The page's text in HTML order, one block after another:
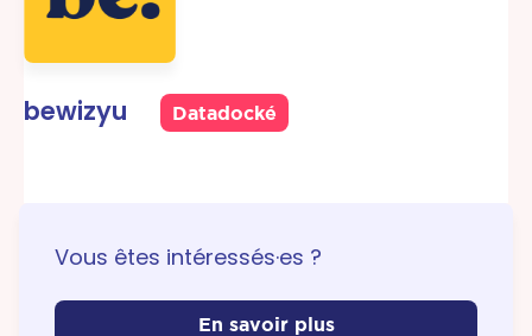
bewizyu Datadocké
Vous êtes intéressés·es ?
En savoir plus